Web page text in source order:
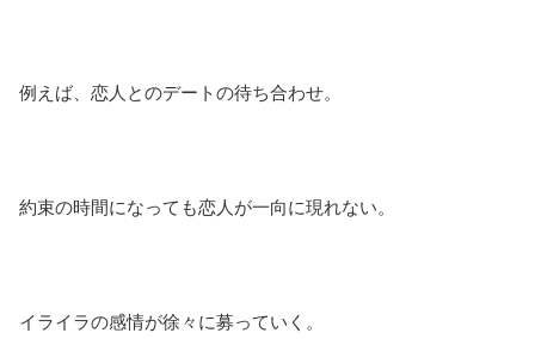
例えば、恋人とのデートの待ち合わせ。
約束の時間になっても恋人が一向に現れない。
イライラの感情が徐々に募っていく。